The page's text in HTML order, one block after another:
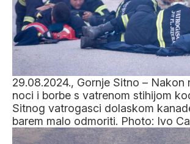
29.08.2024., Gornje Sitno – Nakon
noci i borbe s vatrenom stihijom
Sitnog vatrogasci dolaskom
barem malo odmoriti. Photo: Ivo